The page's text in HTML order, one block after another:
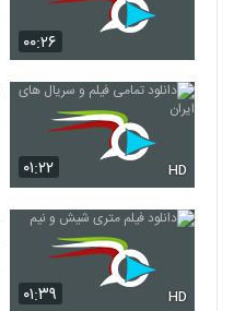
۰۰:۲۶
۰۱:۲۲ HD
۰۱:۳۹ HD